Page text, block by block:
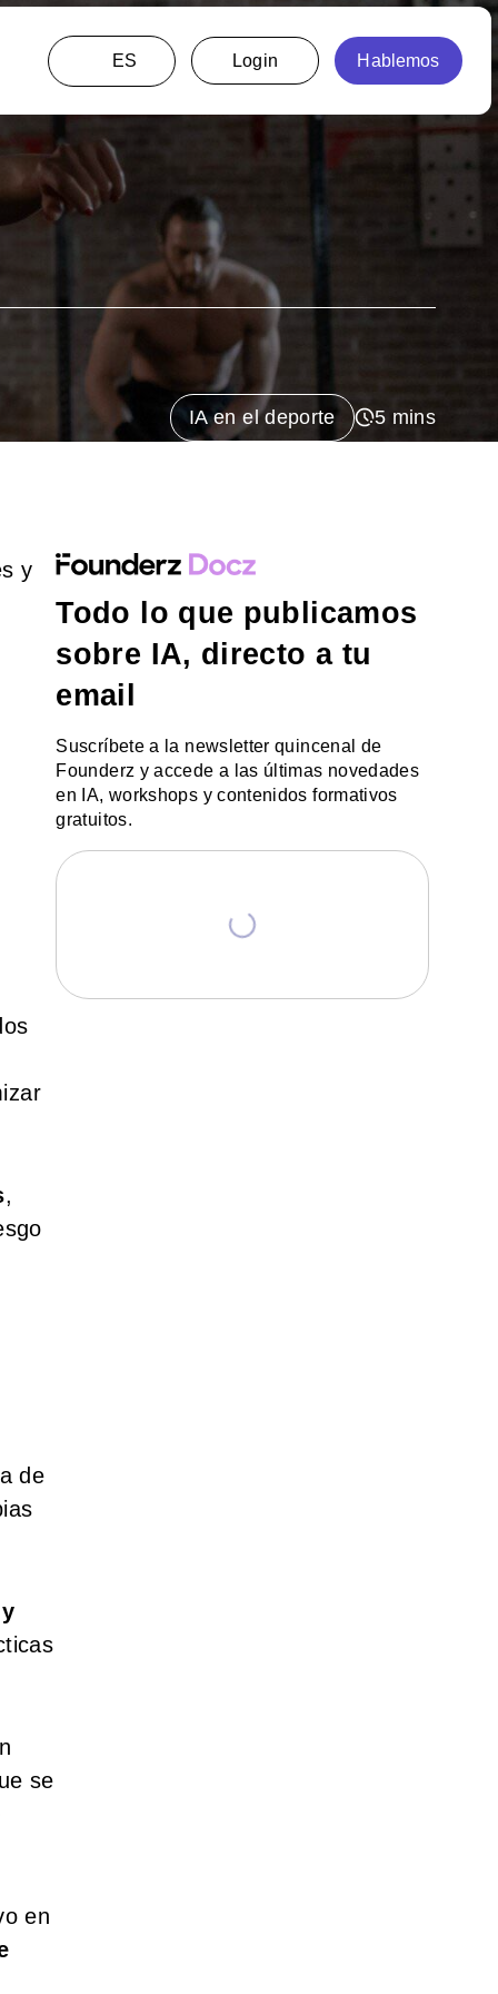
ES
IA en el deporte
y
,
de
se
en
Todo lo que publicamos
sobre IA, directo a tu
email
Suscríbete a la newsletter quincenal de
Founderz y accede a las últimas novedades
en IA, workshops y contenidos formativos
gratuitos.